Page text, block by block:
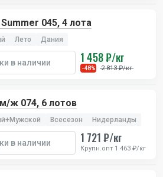
045, 4 лота
Лето Дания
в наличии 1 458 ₽/кг
-48% 2 813 ₽/кг
м/ж 074, 6 лотов
Всесезон Нидерланды
в наличии 1 721 ₽/кг
Крупн.опт 1 463 ₽/кг